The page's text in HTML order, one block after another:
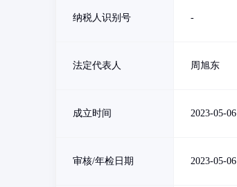
纳税人识别号 -
法定代表人 周旭东
成立时间 2023-05-06
审核/年检日期 2023-05-06